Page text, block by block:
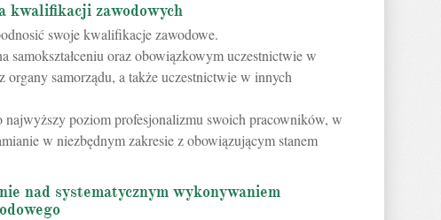
kwalifikacji zawodowych
swoje kwalifikacje zawodowe.
samokształceniu oraz obowiązkowym uczestnictwie w
organy samorządu, a także uczestnictwie w innych
poziom profesjonalizmu swoich pracowników, w
w niezbędnym zakresie z obowiązującym stanem
nad systematycznym wykonywaniem